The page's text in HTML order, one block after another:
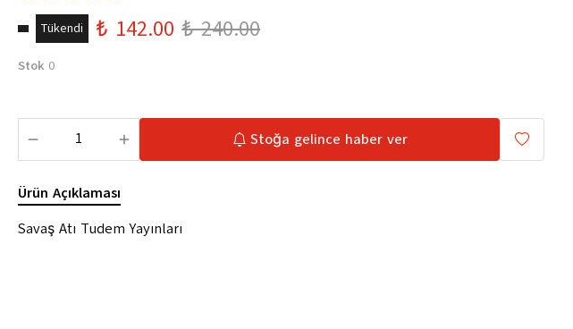
Tükendi ₺ 142.00 ₺ 240.00
Stok 0
Stoğa gelince haber ver
Ürün Açıklaması
Savaş Atı Tudem Yayınları